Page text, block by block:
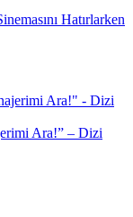
Hatırlarken
Ara!” – Dizi